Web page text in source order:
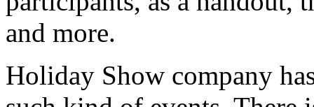
and more.
Holiday Show company